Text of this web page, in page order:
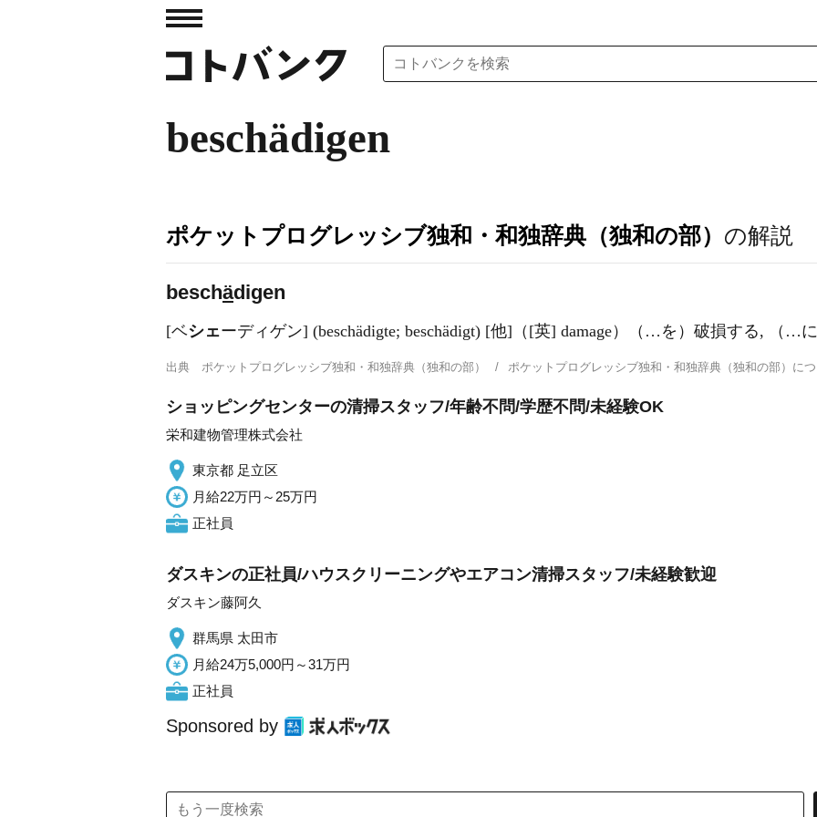
beschädigen
ポケットプログレッシブ独和・和独辞典（独和の部） の解説
beschädigen
[ベシェーディゲン] (beschädigte; beschädigt) [他]（[英] damage）（…を）破損する, （…
出典 ポケットプログレッシブ独和・和独辞典（独和の部） ポケットプログレッシブ独和・和独辞典（独和の部）
ショッピングセンターの清掃スタッフ/年齢不問/学歴不問/未経験OK
栄和建物管理株式会社
東京都 足立区
月給22万円～25万円
正社員
ダスキンの正社員/ハウスクリーニングやエアコン清掃スタッフ/未経験歓迎
ダスキン藤阿久
群馬県 太田市
月給24万5,000円～31万円
正社員
Sponsored by